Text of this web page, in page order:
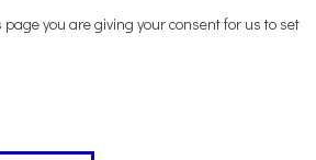
page you are giving your consent for us to set